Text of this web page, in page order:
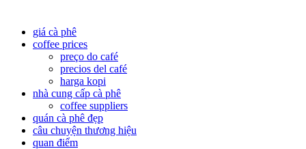
giá cà phê
coffee prices
preço do café
precios del café
harga kopi
nhà cung cấp cà phê
coffee suppliers
quán cà phê đẹp
câu chuyện thương hiệu
quan điểm